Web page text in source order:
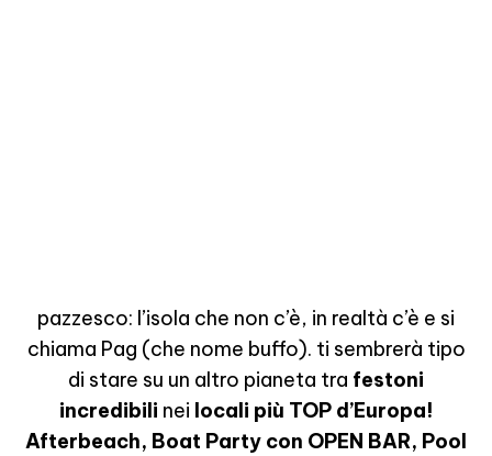
pazzesco: l’isola che non c’è, in realtà c’è e si
chiama Pag (che nome buffo). ti sembrerà tipo
di stare su un altro pianeta tra festoni
incredibili nei locali più TOP d’Europa!
Afterbeach, Boat Party con OPEN BAR, Pool